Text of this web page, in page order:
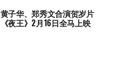
黄子华、郑秀文合演贺岁片
《夜王》2月16日全马上映